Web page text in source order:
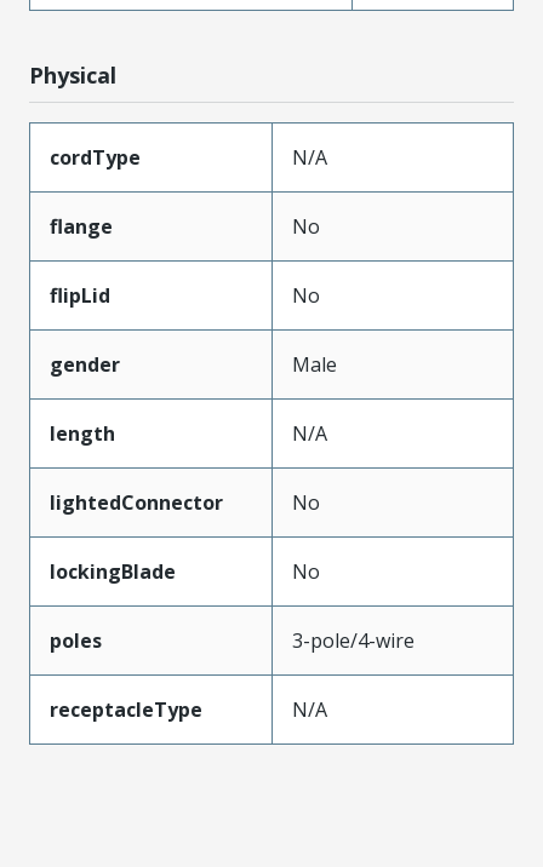
Physical
cordType N/A
flange No
flipLid No
gender Male
length N/A
lightedConnector No
lockingBlade No
poles 3-pole/4-wire
receptacleType N/A